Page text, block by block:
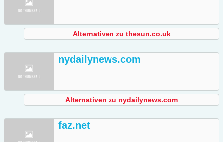
Alternativen zu thesun.co.uk
nydailynews.com
Alternativen zu nydailynews.com
faz.net